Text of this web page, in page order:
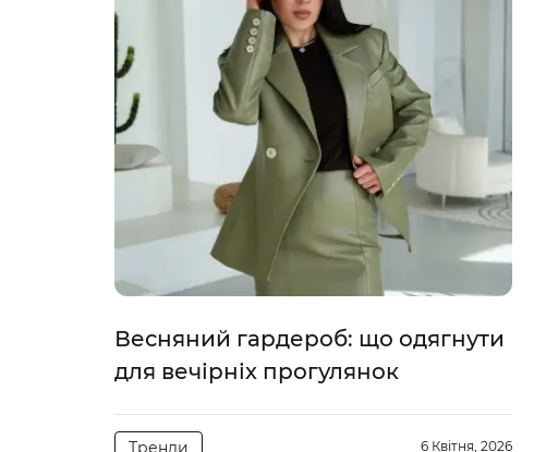
Весняний гардероб: що одягнути
для вечірніх прогулянок
Тренди 6 Квітня, 2026